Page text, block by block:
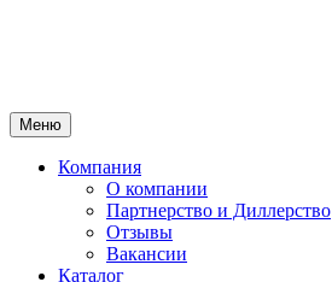
Меню
Компания
О компании
Партнерство и Диллерство
Отзывы
Вакансии
Каталог